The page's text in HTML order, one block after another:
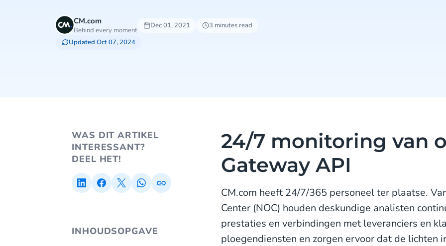
CM.com
Behind every moment
Dec 01, 2021
3 minutes read
Updated Oct 07, 2024
WAS DIT ARTIKEL
INTERESSANT?
DEEL HET!
INHOUDSOPGAVE
24/7 monitoring van
Gateway API
CM.com heeft 24/7/365 personeel ter plaatse.
Center (NOC) houden deskundige analisten
prestaties en verbindingen met leveranciers en
ploegendiensten en zorgen ervoor dat de lichten